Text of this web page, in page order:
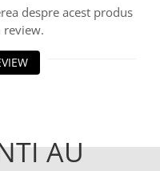
despre acest produs
review.
AU